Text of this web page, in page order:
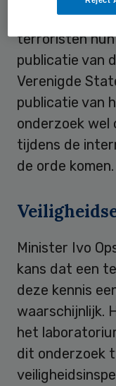
mens
terroristen hun
publicatie van
Verenigde
publicatie van
onderzoek
tijdens de
de orde komen.
Minister Ivo
kans dat een
deze kennis
waarschijnlijk.
het
dit onderzoek